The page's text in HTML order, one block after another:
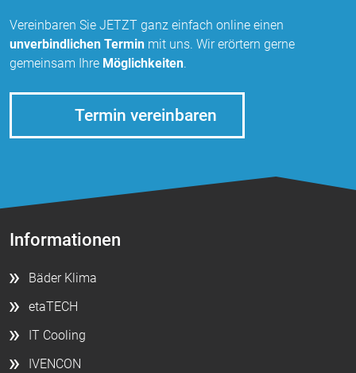
Vereinbaren Sie JETZT ganz einfach online einen
unverbindlichen Termin mit uns. Wir erörtern gerne
gemeinsam Ihre Möglichkeiten.
Termin vereinbaren
Informationen
Bäder Klima
etaTECH
IT Cooling
IVENCON